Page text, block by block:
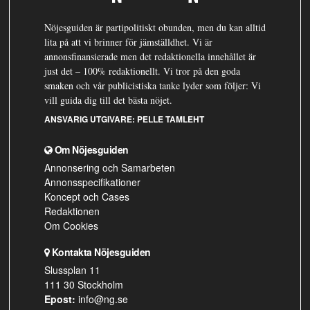
Nöjesguiden är partipolitiskt obunden, men du kan alltid
lita på att vi brinner för jämställdhet. Vi är
annonsfinansierade men det redaktionella innehållet är
just det – 100% redaktionellt. Vi tror på den goda
smaken och vår publicistiska tanke lyder som följer: Vi
vill guida dig till det bästa nöjet.
ANSVARIG UTGIVARE: PELLE TAMLEHT
Om Nöjesguiden
Annonsering och Samarbeten
Annonsspecifikationer
Koncept och Cases
Redaktionen
Om Cookies
Kontakta Nöjesguiden
Slussplan 11
111 30 Stockholm
Epost: info@ng.se